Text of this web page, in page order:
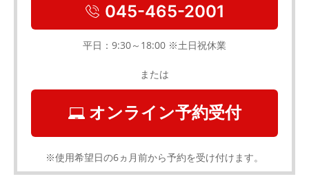
045-465-2001
平日：9:30～18:00 ※土日祝休業
または
オンライン予約受付
※使用希望日の6ヵ月前から予約を受け付けます。